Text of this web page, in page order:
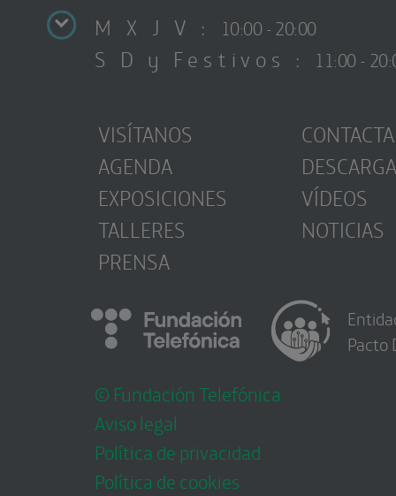
M X J V : 10:00 - 20:00
S D y Festivos : 11:00 -
VISÍTANOS
AGENDA
EXPOSICIONES
TALLERES
PRENSA
CONTACTA
VÍDEOS
NOTICIAS
© Fundación Telefónica
Aviso legal
Política de privacidad
Política de cookies
Pacto